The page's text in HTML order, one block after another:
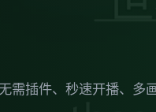
无需插件、秒速开播、多